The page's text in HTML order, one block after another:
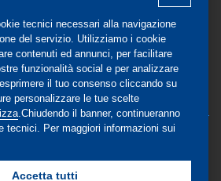
tecnici necessari alla navigazione
del servizio. Utilizziamo i cookie
contenuti ed annunci, per facilitare
funzionalità social e per analizzare
il tuo consenso cliccando su
personalizzare le tue scelte
.Chiudendo il banner, continueranno
tecnici. Per maggiori informazioni sui
Accetta tutti